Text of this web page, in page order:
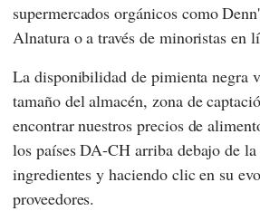
supermercados orgánicos como
Alnaturao a través de minoristas en
La disponibilidad de pimienta negra
tamaño del almacén, zona de
encontrar nuestros precios de
los países DA-CH arriba debajo de
ingredientes y haciendo clic en su
proveedores.